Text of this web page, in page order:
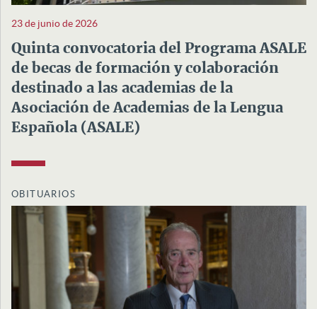
23 de junio de 2026
Quinta convocatoria del Programa ASALE
de becas de formación y colaboración
destinado a las academias de la
Asociación de Academias de la Lengua
Española (ASALE)
OBITUARIOS